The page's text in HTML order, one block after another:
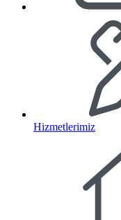
Hizmetlerimiz